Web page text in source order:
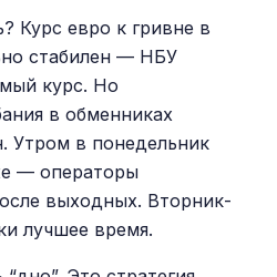
Курс евро к гривне в
стабилен — НБУ
курс. Но
в обменниках
Утром в понедельник
— операторы
выходных. Вторник-
лучшее время.